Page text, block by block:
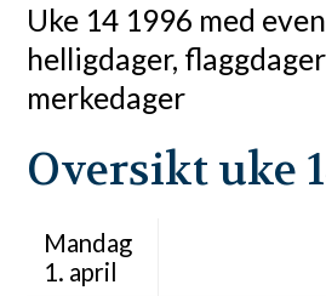
Uke 14 1996 med
helligdager,
merkedager
Oversikt uke
Mandag
1. april